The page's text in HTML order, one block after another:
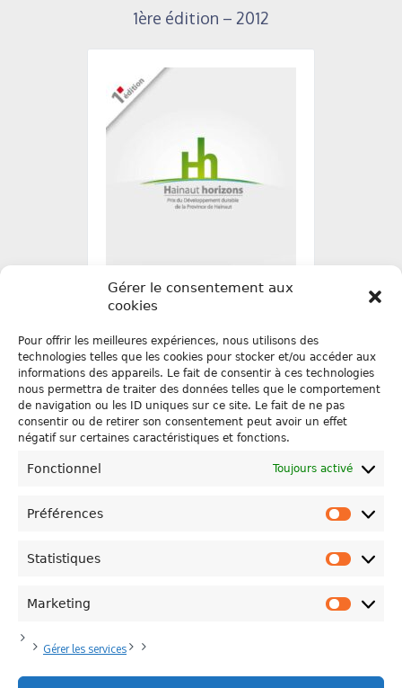
Gérer le consentement aux
cookies
Pour offrir les meilleures expériences, nous utilisons des
technologies telles que les cookies pour stocker et/ou accéder aux
informations des appareils. Le fait de consentir à ces technologies
nous permettra de traiter des données telles que le comportement
de navigation ou les ID uniques sur ce site. Le fait de ne pas
consentir ou de retirer son consentement peut avoir un effet
négatif sur certaines caractéristiques et fonctions.
Fonctionnel Toujours activé
Préférences
Statistiques
Marketing
Gérer les services
1ère édition – 2012
Visualiser la brochure
TÉLÉCHARGER LA BROCHURE
Politique de Confidentialité Contacts
Province de Hainaut